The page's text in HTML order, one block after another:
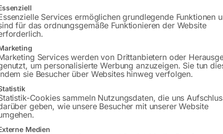
26 – HF
ca. 2 - 3 Tage
inkl. MwSt.
zzgl.Versandkosten
Lieferzeit: ca. 2 - 3 Tage
eine Liste der Service-Gruppen, für die eine Einwilligung erteilt
Services ermöglichen grundlegende Funktionen
für das ordnungsgemäße Funktionieren der Website
Services werden von Drittanbietern oder
um personalisierte Werbung anzuzeigen. Sie tun
sie Besucher über Websites hinweg verfolgen.
Cookies sammeln Nutzungsdaten, die uns
geben, wie unsere Besucher mit unserer Website
Medien